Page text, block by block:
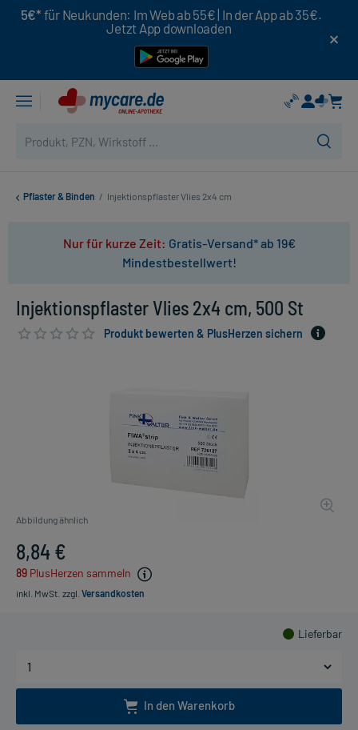
5€* für Neukunden: Im Web ab 55€ | In der App ab 35€.
Jetzt App downloaden
Pflaster & Binden / Injektionspflaster Vlies 2x4 cm
Nur für kurze Zeit: Gratis-Versand* ab 19€
Mindestbestellwert!
Injektionspflaster Vlies 2x4 cm, 500 St
Produkt bewerten & PlusHerzen sichern
Abbildung ähnlich
8,84 €
89 PlusHerzen sammeln
inkl. MwSt. zzgl. Versandkosten
Lieferbar
In den Warenkorb